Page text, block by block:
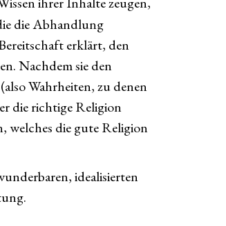
die Abhandlung
erklärt, den
Nachdem sie den
Wahrheiten, zu denen
die richtige Religion
welches die gute Religion
idealisierten